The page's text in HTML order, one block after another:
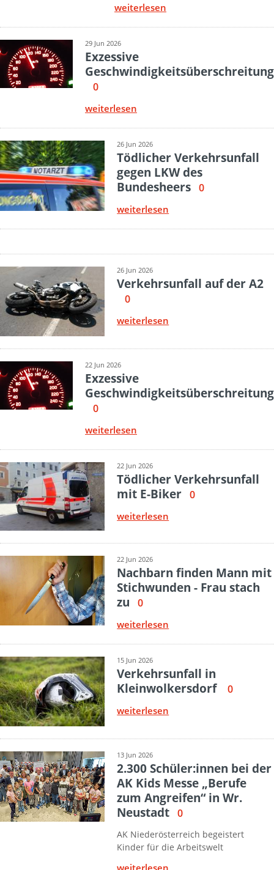
weiterlesen
29 Jun 2026
Exzessive
Geschwindigkeitsüberschreitung
0
weiterlesen
26 Jun 2026
Tödlicher Verkehrsunfall
gegen LKW des
Bundesheers
0
weiterlesen
26 Jun 2026
Verkehrsunfall auf der A2
0
weiterlesen
22 Jun 2026
Exzessive
Geschwindigkeitsüberschreitung
0
weiterlesen
22 Jun 2026
Tödlicher Verkehrsunfall
mit E-Biker
0
weiterlesen
22 Jun 2026
Nachbarn finden Mann mit
Stichwunden - Frau stach
zu
0
weiterlesen
15 Jun 2026
Verkehrsunfall in
Kleinwolkersdorf
0
weiterlesen
13 Jun 2026
2.300 Schüler:innen bei der
AK Kids Messe „Berufe
zum Angreifen“ in Wr.
Neustadt
0
AK Niederösterreich begeistert
Kinder für die Arbeitswelt
weiterlesen